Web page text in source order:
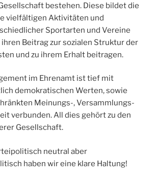
bestehen. Diese bildet die
vielfältigen Aktivitäten und
Sportarten und Vereine
Beitrag zur sozialen Struktur der
und zu ihrem Erhalt beitragen.
im Ehrenamt ist tief mit
demokratischen Werten, sowie
Meinungs-, Versammlungs-
verbunden. All dies gehört zu den
Gesellschaft.
neutral aber
haben wir eine klare Haltung!